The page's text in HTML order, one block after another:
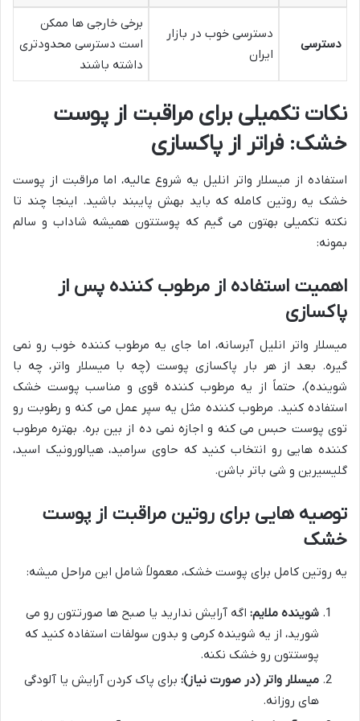
دسترسی
دسترسی خوب در بازار
ایران
برخی خارجی ها ممکن
است دسترسی محدودتری
داشته باشند
نکات تکمیلی برای مراقبت از پوست
خشک: فراتر از پاکسازی
استفاده از میسلار واتر انلیل یه شروع عالیه، اما مراقبت از پوست
خشک یه روتین کامله که باید بهش پایبند باشید. اینجا چند تا
نکته تکمیلی بهتون می گیم که پوستتون همیشه شاداب و سالم
بمونه:
اهمیت استفاده از مرطوب کننده پس از
پاکسازی
میسلار واتر انلیل آبرسانه، اما جای یه مرطوب کننده خوب رو نمی
گیره. بعد از هر بار پاکسازی پوست (چه با میسلار واتر، چه با
شوینده)، حتماً از یه مرطوب کننده قوی و مناسب پوست خشک
استفاده کنید. مرطوب کننده مثل یه سپر عمل می کنه و رطوبت رو
توی پوست حبس می کنه و اجازه نمی ده از بین بره. بهتره مرطوب
کننده هایی رو انتخاب کنید که حاوی سرامید، هیالورونیک اسید،
گلیسیرین و شی باتر باشن.
توصیه هایی برای روتین مراقبت از پوست
خشک
یه روتین کامل برای پوست خشک، معمولاً شامل این مراحل میشه:
شوینده ملایم: اگه آرایش ندارید یا صبح ها صورتتون رو می
شورید، از یه شوینده کرمی و بدون سولفات استفاده کنید که
پوستتون رو خشک نکنه.
میسلار واتر (در صورت نیاز): برای پاک کردن آرایش یا آلودگی
های روزانه.